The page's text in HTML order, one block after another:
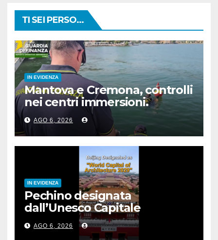
TI SEI PERSO...
IN EVIDENZA
Mantova e Cremona, controlli
nei centri immersioni.
Sanzioni per 90 mila euro
AGO 6, 2026
IN EVIDENZA
Pechino designata
dall’Unesco Capitale
mondiale dell’architettura
2029
AGO 6, 2026